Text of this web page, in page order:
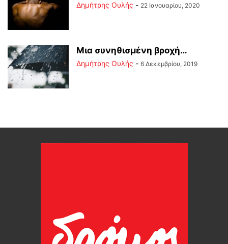
Δημήτρης Ουλής - 22 Ιανουαρίου, 2020
Μια συνηθισμένη βροχή…
Δημήτρης Ουλής - 6 Δεκεμβρίου, 2019